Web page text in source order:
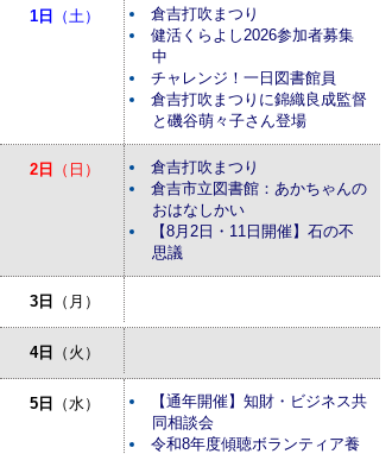
1日 （土）
倉吉打吹まつり
健活くらよし2026参加者募集
中
チャレンジ！一日図書館員
倉吉打吹まつりに錦織良成監督
と磯谷萌々子さん登場
2日 （日）
倉吉打吹まつり
倉吉市立図書館：あかちゃんの
おはなしかい
【8月2日・11日開催】石の不
思議
3日 （月）
4日 （火）
5日 （水）
【通年開催】知財・ビジネス共
同相談会
令和8年度傾聴ボランティア養